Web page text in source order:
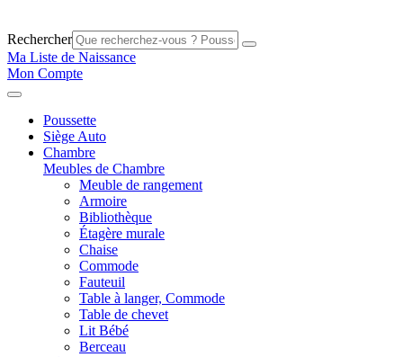
Rechercher
Ma Liste de Naissance
Mon Compte
Poussette
Siège Auto
Chambre
Meubles de Chambre
Meuble de rangement
Armoire
Bibliothèque
Étagère murale
Chaise
Commode
Fauteuil
Table à langer, Commode
Table de chevet
Lit Bébé
Berceau